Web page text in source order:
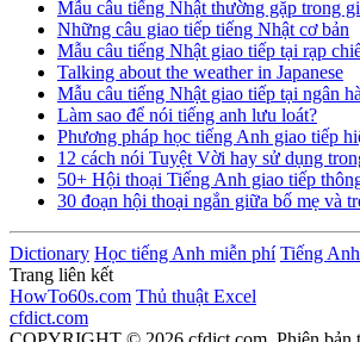
Mẫu câu tiếng Nhật thường gặp trong
Những câu giao tiếp tiếng Nhật cơ bản
Mẫu câu tiếng Nhật giao tiếp tại rạp
Talking about the weather in Japanese
Mẫu câu tiếng Nhật giao tiếp tại ngân
Làm sao để nói tiếng anh lưu loát?
Phương pháp học tiếng Anh giao tiếp
12 cách nói Tuyệt Vời hay sử dụng
50+ Hội thoại Tiếng Anh giao tiếp
30 đoạn hội thoại ngắn giữa bố mẹ và
Dictionary Học tiếng Anh miễn phí Tiếng
Trang liên kết
HowTo60s.com Thủ thuật Excel
cfdict.com